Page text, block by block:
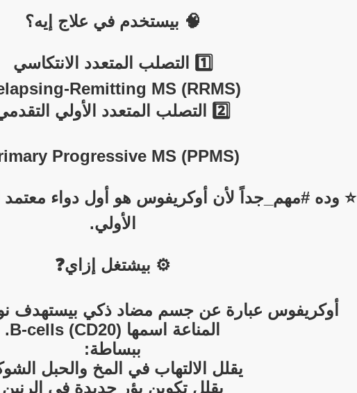
🧠 بيستخدم في علاج إيه؟
1️⃣ التصلب المتعدد الانتكاسي
Remitting MS (RRMS)
2️⃣ التصلب المتعدد الأولي التقدمي
Progressive MS (PPMS)
⭐ وده #مهم_جداً لأن أوكريفوس هو أول دواء معتمد
الأولي.
⚙️ بيشتغل إزاي❓️
أوكريفوس عبارة عن جسم مضاد ذكي بيستهدف
المناعة اسمها B-cells (CD20).
ببساطة:
يقلل الالتهاب في المخ والحبل
يقلل تكوين بؤر جديدة في الرنين